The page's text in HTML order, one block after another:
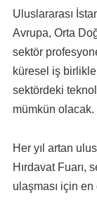
Uluslararası
Avrupa, Orta
sektör
küresel iş
sektördeki
mümkün olacak.
Her yıl artan
Hırdavat Fuarı,
ulaşması için